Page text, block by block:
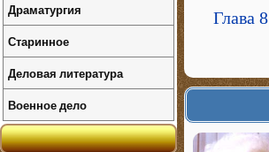
Глава 8
Драматургия
Старинное
Деловая литература
Военное дело